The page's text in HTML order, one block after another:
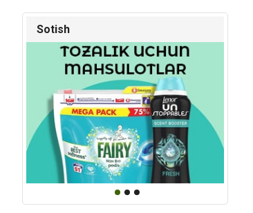
Sotish